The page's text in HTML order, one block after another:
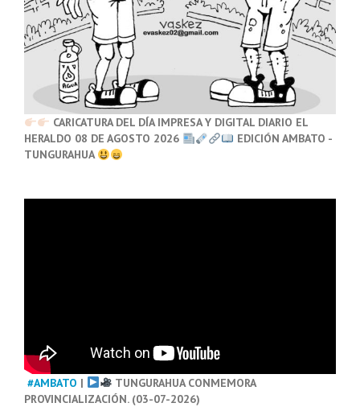
CARICATURA DEL DÍA IMPRESA Y DIGITAL DIARIO EL
HERALDO 08 DE AGOSTO 2026
EDICIÓN AMBATO -
TUNGURAHUA
#AMBATO |
TUNGURAHUA CONMEMORA
PROVINCIALIZACIÓN. (03-07-2026)